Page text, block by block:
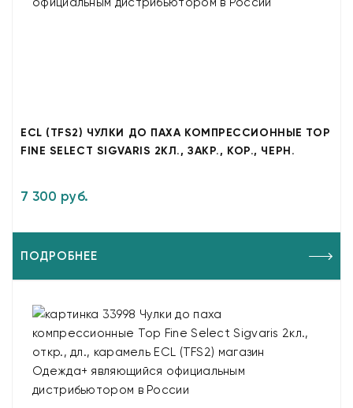
ECL (TFS2) ЧУЛКИ ДО ПАХА КОМПРЕССИОННЫЕ TOP
FINE SELECT SIGVARIS 2КЛ., ЗАКР., КОР., ЧЕРН.
7 300 руб.
ПОДРОБНЕЕ